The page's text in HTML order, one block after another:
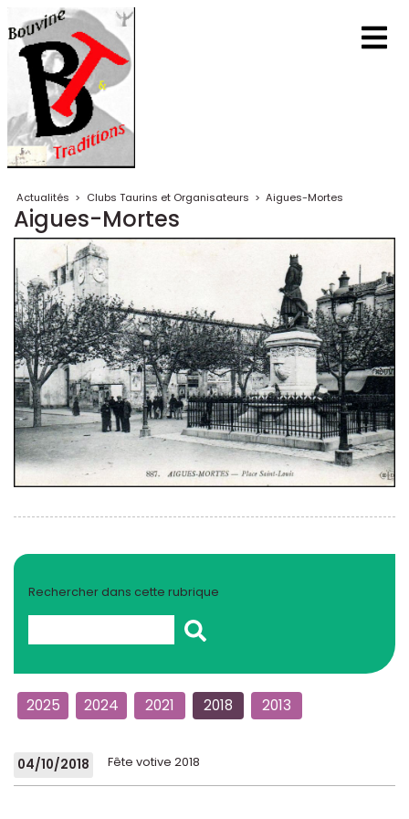
Actualités > Clubs Taurins et Organisateurs > Aigues-Mortes
Aigues-Mortes
Rechercher dans cette rubrique
2025 2024 2021 2018 2013
04/10/2018 Fête votive 2018